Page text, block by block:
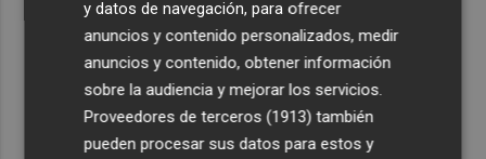
y datos de navegación, para ofrecer
anuncios y contenido personalizados, medir
anuncios y contenido, obtener información
sobre la audiencia y mejorar los servicios.
Proveedores de terceros (1913) también
pueden procesar sus datos para estos y